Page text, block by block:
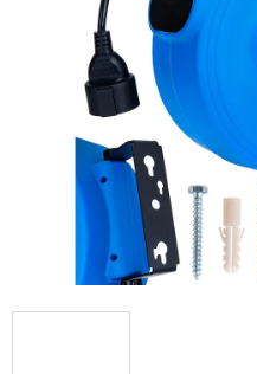
hvězdiček.